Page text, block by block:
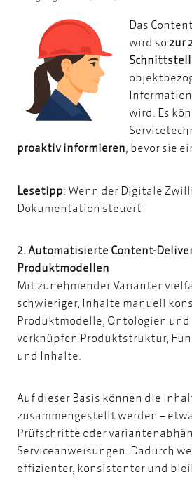
Das
wird so zur
wird. Es
proaktiv informieren, bevor sie
Lesetipp: Wenn der Digitale
Dokumentation steuert
2. Automatisierte Content-
Produktmodellen
Mit zunehmender
schwieriger, Inhalte manuell
Produktmodelle , Ontologien und
verknüpfen Produktstruktur,
und Inhalte.
Auf dieser Basis können die
zusammengestellt werden –
Prüfschritte oder
Serviceanweisungen. Dadurch
effizienter, konsistenter und